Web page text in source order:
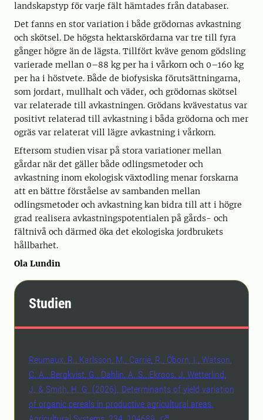
landskapstyp för varje fält hämtades från databaser.
Det fanns en stor variation i både grödornas avkastning
och skötsel. De högsta hektarskördarna var tre till fyra
gånger högre än de lägsta. Tillfört kväve genom gödsling
varierade mellan 0–88 kg per ha i vårkorn och 0–160 kg
per ha i höstvete. Både de biofysiska förutsättningarna,
som jordart, mullhalt och väder, och grödornas skötsel
var relaterade till avkastningen. Grödans kvävestatus var
positivt relaterad till avkastning i båda grödorna och mer
ogräs var relaterat vill lägre avkastning i vårkorn.
Eftersom studien visar på stora variationer mellan
gårdar när det gäller både odlingsmetoder och
avkastning inom ekologisk växtodling menar forskarna
att en bättre förståelse av sambanden mellan
odlingsmetoder och avkastning kan bidra till att i högre
grad realisera avkastningspotentialen på gårds- och
fältnivå och därmed öka det ekologiska jordbrukets
hållbarhet.
Ola Lundin
Studien
Reumaux, R., Karlsson, M., Carrié, R., Öborn, I., Watson,
C. A., Bergkvist, G., Dahlin, A. S., Ekroos, J, Wetterlind,
J. & Smith, H. G. (2026). Determinants of yield variation
of organic cereals in productive agricultural areas.